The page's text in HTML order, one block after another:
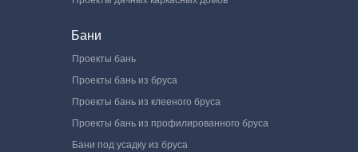
Бани
Проекты бань
Проекты бань из бруса
Проекты бань из клееного бруса
Проекты бань из профилированного бруса
Бани под усадку из бруса